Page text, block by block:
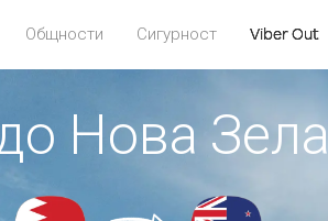
Общности Сигурност Viber Out
Нова